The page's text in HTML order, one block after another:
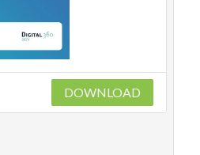
DOWNLOAD